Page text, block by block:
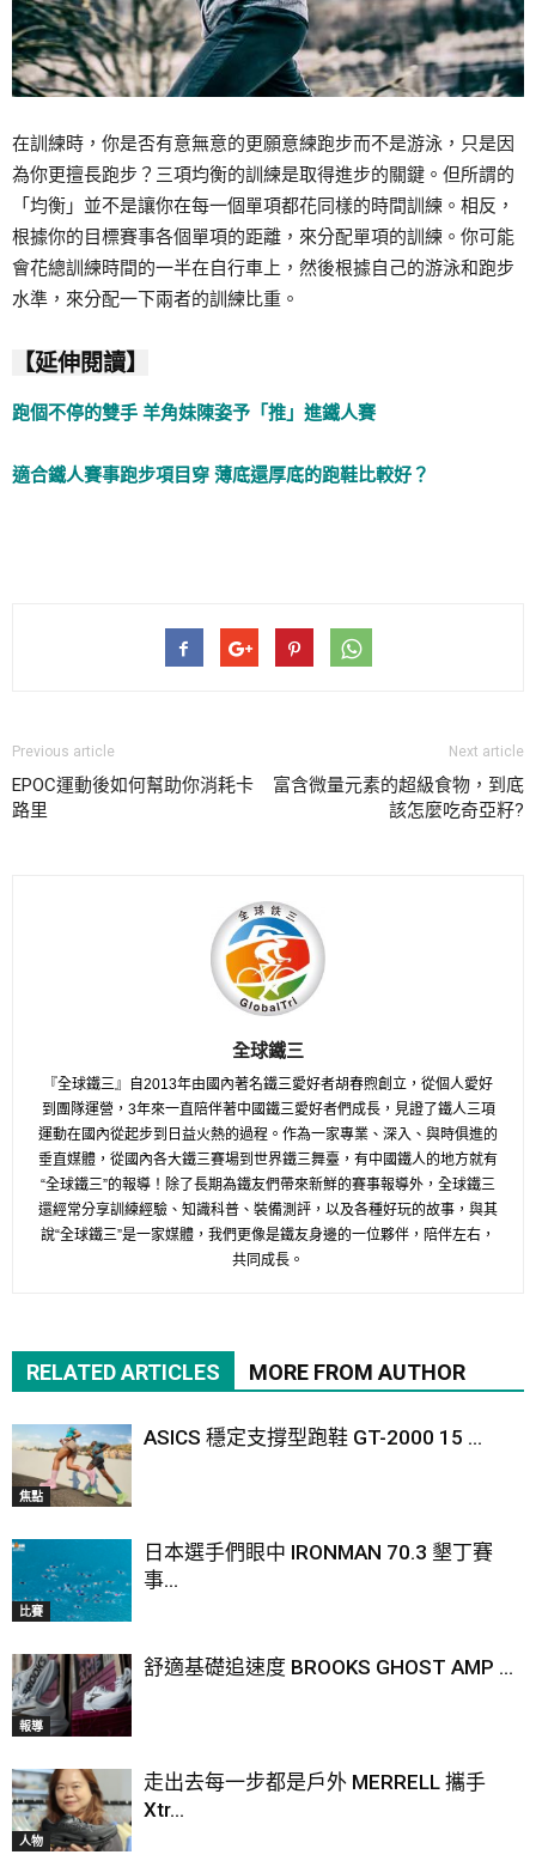
在訓練時，你是否有意無意的更願意練跑步而不是游泳，只是因
為你更擅長跑步？三項均衡的訓練是取得進步的關鍵。但所謂的
「均衡」並不是讓你在每一個單項都花同樣的時間訓練。相反，
根據你的目標賽事各個單項的距離，來分配單項的訓練。你可能
會花總訓練時間的一半在自行車上，然後根據自己的游泳和跑步
水準，來分配一下兩者的訓練比重。
【延伸閱讀】
跑個不停的雙手 羊角妹陳姿予「推」進鐵人賽
適合鐵人賽事跑步項目穿 薄底還厚底的跑鞋比較好？
Previous article
EPOC運動後如何幫助你消耗卡
路里
Next article
富含微量元素的超級食物，到底
該怎麼吃奇亞籽?
全球鐵三
『全球鐵三』自2013年由國內著名鐵三愛好者胡春煦創立，從個人愛好
到團隊運營，3年來一直陪伴著中國鐵三愛好者們成長，見證了鐵人三項
運動在國內從起步到日益火熱的過程。作為一家專業、深入、與時俱進的
垂直媒體，從國內各大鐵三賽場到世界鐵三舞臺，有中國鐵人的地方就有
“全球鐵三”的報導！除了長期為鐵友們帶來新鮮的賽事報導外，全球鐵三
還經常分享訓練經驗、知識科普、裝備測評，以及各種好玩的故事，與其
說“全球鐵三”是一家媒體，我們更像是鐵友身邊的一位夥伴，陪伴左右，
共同成長。
RELATED ARTICLES MORE FROM AUTHOR
焦點
ASICS 穩定支撐型跑鞋 GT-2000 15 ...
比賽
日本選手們眼中 IRONMAN 70.3 墾丁賽
事...
報導
舒適基礎追速度 BROOKS GHOST AMP ...
人物
走出去每一步都是戶外 MERRELL 攜手
Xtr...